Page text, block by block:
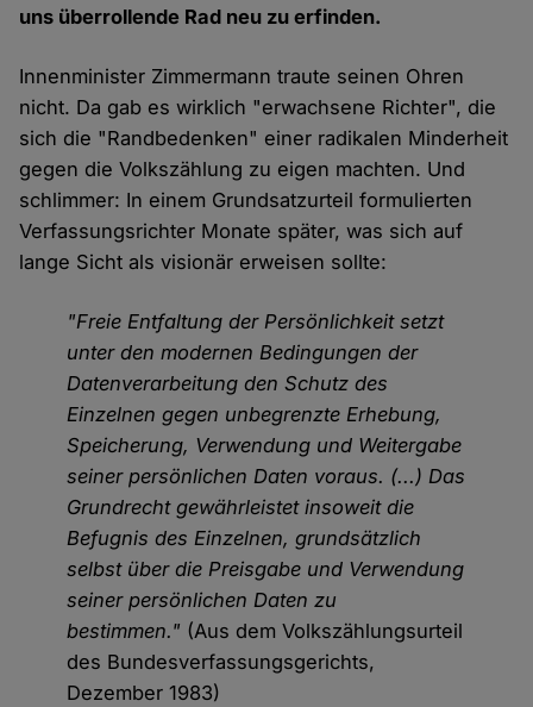
uns überrollende Rad neu zu erfinden.
Innenminister Zimmermann traute seinen Ohren
nicht. Da gab es wirklich "erwachsene Richter", die
sich die "Randbedenken" einer radikalen Minderheit
gegen die Volkszählung zu eigen machten. Und
schlimmer: In einem Grundsatzurteil formulierten
Verfassungsrichter Monate später, was sich auf
lange Sicht als visionär erweisen sollte:
"Freie Entfaltung der Persönlichkeit setzt
unter den modernen Bedingungen der
Datenverarbeitung den Schutz des
Einzelnen gegen unbegrenzte Erhebung,
Speicherung, Verwendung und Weitergabe
seiner persönlichen Daten voraus. (...) Das
Grundrecht gewährleistet insoweit die
Befugnis des Einzelnen, grundsätzlich
selbst über die Preisgabe und Verwendung
seiner persönlichen Daten zu
bestimmen." (Aus dem Volkszählungsurteil
des Bundesverfassungsgerichts,
Dezember 1983)